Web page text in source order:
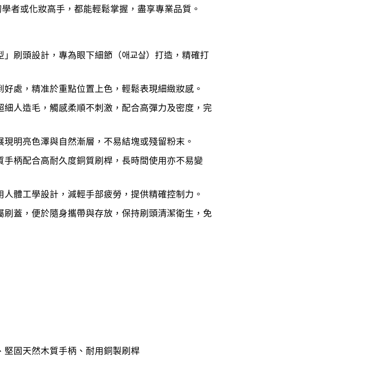
者或化妝高手，都能輕鬆掌握，盡享專業品質。
」刷頭設計，專為眼下細節（애교살）打造，精確打
好處，精准於重點位置上色，輕鬆表現細緻妝感。
細人造毛，觸感柔順不刺激，配合高彈力及密度，完
現明亮色澤與自然漸層，不易結塊或殘留粉末。
手柄配合高耐久度銅質刷桿，長時間使用亦不易變
人體工學設計，減輕手部疲勞，提供精確控制力。
刷蓋，便於隨身攜帶與存放，保持刷頭清潔衛生，免
堅固天然木質手柄、耐用銅製刷桿